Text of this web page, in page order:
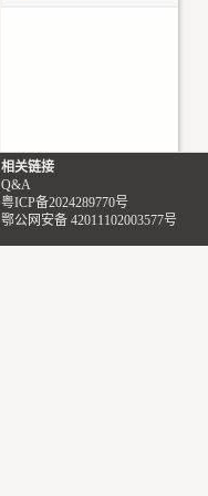
相关链接
Q&A
粤ICP备2024289770号
鄂公网安备 42011102003577号